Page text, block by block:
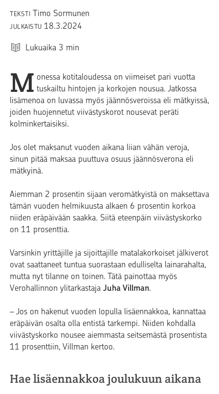
TEKSTI Timo Sormunen
JULKAISTU 18.3.2024
Lukuaika 3 min
M onessa kotitaloudessa on viimeiset pari vuotta
tuskailtu hintojen ja korkojen nousua. Jatkossa
lisämenoa on luvassa myös jäännösveroissa eli mätkyissä,
joiden huojennetut viivästyskorot nousevat peräti
kolminkertaisiksi.
Jos olet maksanut vuoden aikana liian vähän veroja,
sinun pitää maksaa puuttuva osuus jäännösverona eli
mätkyinä.
Aiemman 2 prosentin sijaan veromätkyistä on maksettava
tämän vuoden helmikuusta alkaen 6 prosentin korkoa
niiden eräpäivään saakka. Siitä eteenpäin viivästyskorko
on 11 prosenttia.
Varsinkin yrittäjille ja sijoittajille matalakorkoiset jälkiverot
ovat saattaneet tuntua suorastaan edulliselta lainarahalta,
mutta nyt tilanne on toinen. Tätä painottaa myös
Verohallinnon ylitarkastaja Juha Villman.
– Jos on hakenut vuoden lopulla lisäennakkoa, kannattaa
eräpäivän osalta olla entistä tarkempi. Niiden kohdalla
viivästyskorko nousee aiemmasta seitsemästä prosentista
11 prosenttiin, Villman kertoo.
Hae lisäennakkoa joulukuun aikana